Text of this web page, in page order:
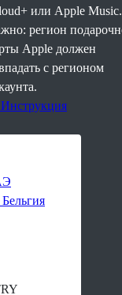
или Apple Music.
регион
Apple должен
с регионом
Инструкция